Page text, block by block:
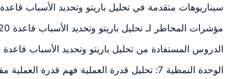
سيناريوهات متقدمة في تحليل باريتو وتحديد الأسباب قاعدة 80/20 وأهميتها في الجودة إنشاء: شرح وتطبيق ومراجعة عملية مرتبطة بموضوع الوحدة
مؤشرات المخاطر لـ تحليل باريتو وتحديد الأسباب قاعدة 80/20 وأهميتها في الجودة إنشاء: شرح وتطبيق ومراجعة عملية مرتبطة بموضوع الوحدة
الدروس المستفادة من تحليل باريتو وتحديد الأسباب قاعدة 80/20 وأهميتها في الجودة إنشاء: شرح وتطبيق ومراجعة عملية مرتبطة بموضوع الوحدة
الوحدة النمطية 7: تحليل قدرة العملية فهم قدرة العملية مقابل الأداء شرح مؤشرات القدرة والرسوم البيانية تقييم مدى ملاءمة العملية لمتطلبات العملاء استخدام دراسات القدرة في اتخاذ القرارات